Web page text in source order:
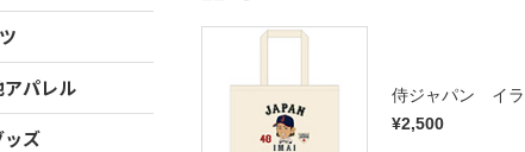
アパレル
ッズ
侍ジャパン イ
¥2,500